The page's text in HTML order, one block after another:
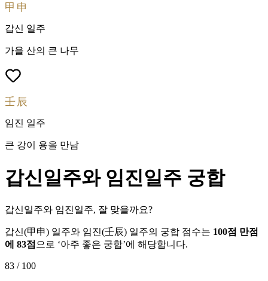
甲申
갑신 일주
가을 산의 큰 나무
壬辰
임진 일주
큰 강이 용을 만남
갑신일주와 임진일주 궁합
갑신일주와 임진일주, 잘 맞을까요?
갑신(甲申) 일주와 임진(壬辰) 일주의 궁합 점수는 100점 만점
에 83점 으로 ‘아주 좋은 궁합’에 해당합니다.
83 / 100